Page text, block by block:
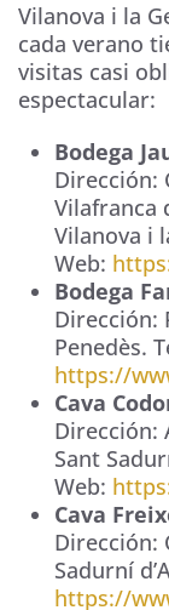
Vilanova i la
cada verano
visitas casi
espectacular:
Bodega
Dirección:
Vilafranca
Vilanova i
Web:
Bodega
Dirección:
Penedès.
https://
Cava
Dirección:
Sant
Web:
Cava
Dirección:
Sadurní
https://